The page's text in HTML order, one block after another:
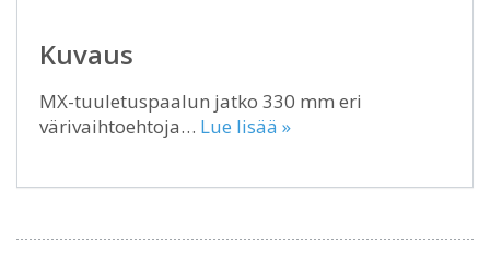
Kuvaus
MX-tuuletuspaalun jatko 330 mm eri
värivaihtoehtoja… Lue lisää »